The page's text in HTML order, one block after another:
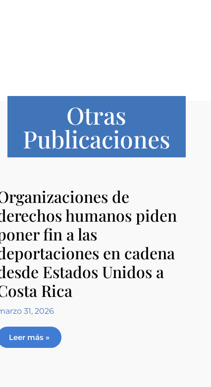
Otras
Publicaciones
de
humanos piden
fin a las
en cadena
Estados Unidos a
Rica
31, 2026
Leer más »